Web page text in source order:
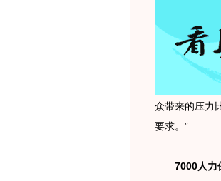
众带来的压力
要求。”
7000人力